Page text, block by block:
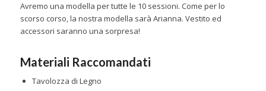
Avremo una modella per tutte le 10 sessioni. Come per lo
scorso corso, la nostra modella sarà Arianna. Vestito ed
accessori saranno una sorpresa!
Materiali Raccomandati
Tavolozza di Legno